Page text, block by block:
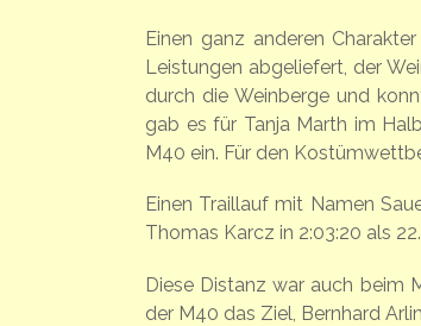
Einen ganz anderen
Leistungen abgeliefert, der
durch die Weinberge und
gab es für Tanja Marth im
M40 ein. Für den
Einen Traillauf mit Namen
Thomas Karcz in 2:03:20 als
Diese Distanz war auch beim
der M40 das Ziel, Bernhard